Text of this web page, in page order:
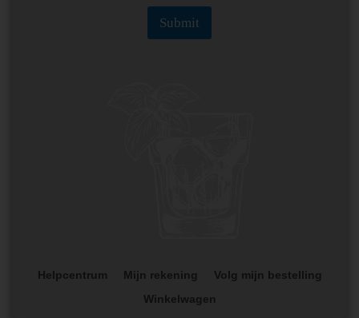
Submit
Helpcentrum Mijn rekening
Volg mijn bestelling
Winkelwagen